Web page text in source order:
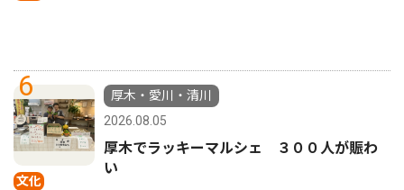
6
文化
厚木・愛川・清川
2026.08.05
厚木でラッキーマルシェ ３００人が賑わ
い